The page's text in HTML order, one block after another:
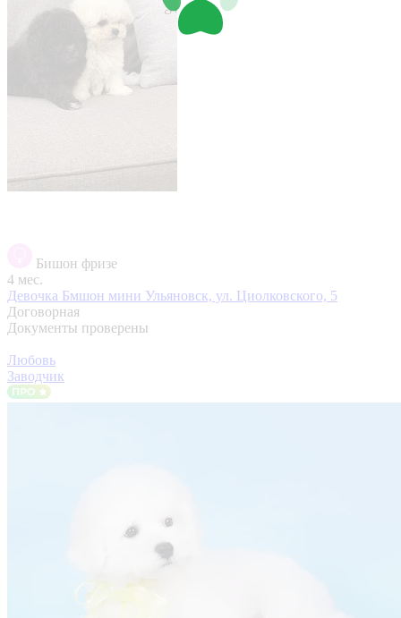
Бишон фризе
4 мес.
Девочка Бмшон мини Ульяновск, ул. Циолковского, 5
Договорная
Документы проверены
Любовь
Заводчик